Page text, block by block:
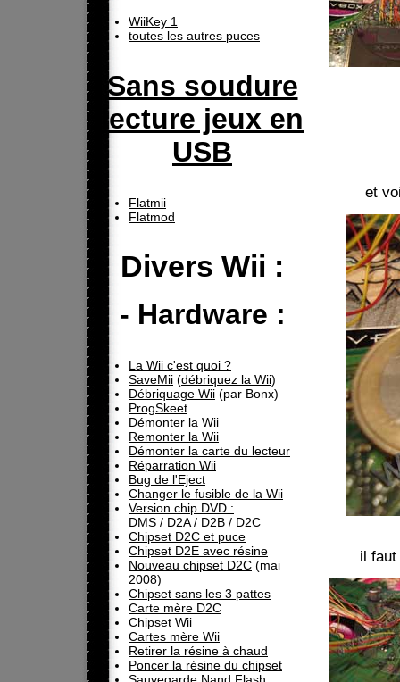
WiiKey 1
toutes les autres puces
Sans soudure
lecture jeux en
USB
Flatmii
Flatmod
Divers Wii :
- Hardware :
La Wii c'est quoi ?
SaveMii (débriquez la Wii)
Débriquage Wii (par Bonx)
ProgSkeet
Démonter la Wii
Remonter la Wii
Démonter la carte du lecteur
Réparration Wii
Bug de l'Eject
Changer le fusible de la Wii
Version chip DVD :
DMS / D2A / D2B / D2C
Chipset D2C et puce
Chipset D2E avec résine
Nouveau chipset D2C (mai
2008)
Chipset sans les 3 pattes
Carte mère D2C
Chipset Wii
Cartes mère Wii
Retirer la résine à chaud
Poncer la résine du chipset
et
il